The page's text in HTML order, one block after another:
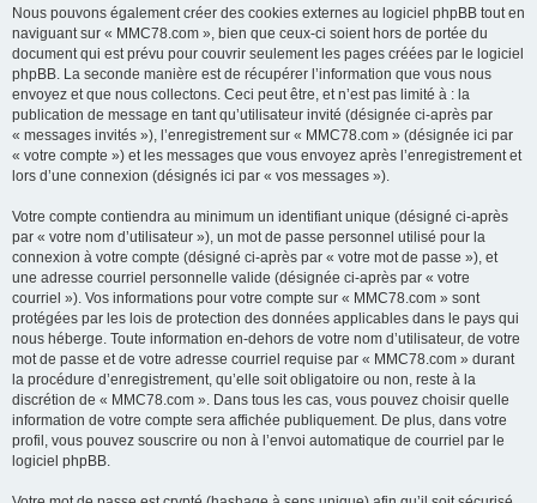
Nous pouvons également créer des cookies externes au logiciel phpBB tout en
naviguant sur « MMC78.com », bien que ceux-ci soient hors de portée du
document qui est prévu pour couvrir seulement les pages créées par le logiciel
phpBB. La seconde manière est de récupérer l’information que vous nous
envoyez et que nous collectons. Ceci peut être, et n’est pas limité à : la
publication de message en tant qu’utilisateur invité (désignée ci-après par
« messages invités »), l’enregistrement sur « MMC78.com » (désignée ici par
« votre compte ») et les messages que vous envoyez après l’enregistrement et
lors d’une connexion (désignés ici par « vos messages »).
Votre compte contiendra au minimum un identifiant unique (désigné ci-après
par « votre nom d’utilisateur »), un mot de passe personnel utilisé pour la
connexion à votre compte (désigné ci-après par « votre mot de passe »), et
une adresse courriel personnelle valide (désignée ci-après par « votre
courriel »). Vos informations pour votre compte sur « MMC78.com » sont
protégées par les lois de protection des données applicables dans le pays qui
nous héberge. Toute information en-dehors de votre nom d’utilisateur, de votre
mot de passe et de votre adresse courriel requise par « MMC78.com » durant
la procédure d’enregistrement, qu’elle soit obligatoire ou non, reste à la
discrétion de « MMC78.com ». Dans tous les cas, vous pouvez choisir quelle
information de votre compte sera affichée publiquement. De plus, dans votre
profil, vous pouvez souscrire ou non à l’envoi automatique de courriel par le
logiciel phpBB.